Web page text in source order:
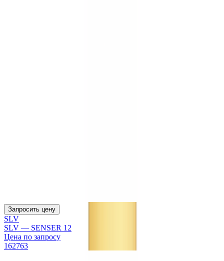
Запросить цену
SLV
SLV — SENSER 12
Цена по запросу
162763